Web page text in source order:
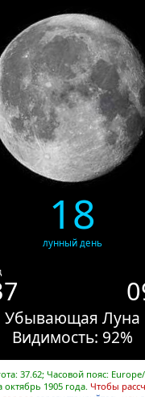
18
лунный день
Убывающая Луна
Видимость: 92%
37.62; Часовой пояс: Europe/
1905 года. Чтобы